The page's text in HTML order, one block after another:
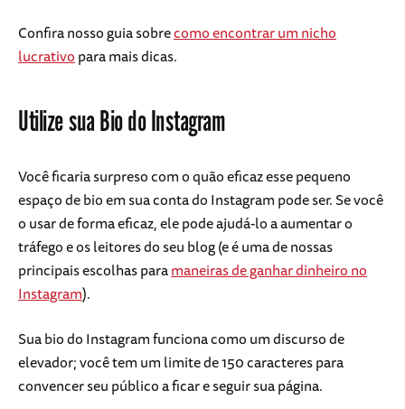
Confira nosso guia sobrecomo encontrar um nicho
lucrativopara mais dicas.
Utilize sua Bio do Instagram
Você ficaria surpreso com o quão eficaz esse pequeno
espaço de bio em sua conta do Instagram pode ser. Se você
o usar de forma eficaz, ele pode ajudá-lo a aumentar o
tráfego e os leitores do seu blog (e é uma de nossas
principais escolhas paramaneiras de ganhar dinheiro no
Instagram).
Sua bio do Instagram funciona como um discurso de
elevador; você tem um limite de 150 caracteres para
convencer seu público a ficar e seguir sua página.